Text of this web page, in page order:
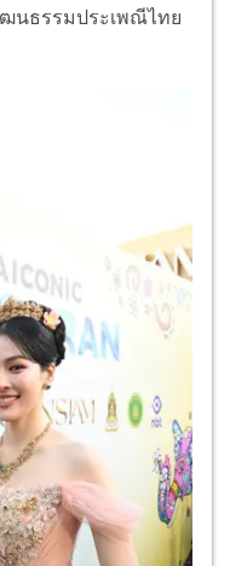
นธรรมประเพณีไทย